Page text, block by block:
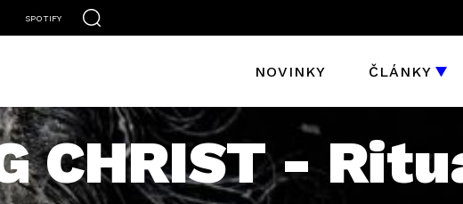
SPOTIFY
NOVINKY ČLÁNKY
CHRIST -